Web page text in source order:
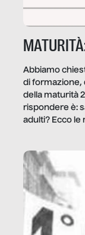
Abbiamo
di formazione,
della maturità
rispondere è:
adulti? Ecco le